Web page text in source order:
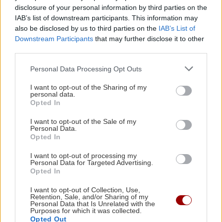
disclosure of your personal information by third parties on the
IAB’s list of downstream participants. This information may
also be disclosed by us to third parties on the IAB’s List of
Downstream Participants that may further disclose it to other
Personal Data Processing Opt Outs
I want to opt-out of the Sharing of my
personal data.
Opted In
I want to opt-out of the Sale of my
Personal Data.
Opted In
I want to opt-out of processing my
Personal Data for Targeted Advertising.
Opted In
I want to opt-out of Collection, Use,
Retention, Sale, and/or Sharing of my
Personal Data that Is Unrelated with the
Purposes for which it was collected.
Opted Out
19:55
ΚΡΗΤΗ
Κρήτη: Σοβαρή καταγγελία - Τουρίστας
φέρεται να ζήτησε «τιμή» για ανήλικη
19:50
ΚΡΗΤΗ
σε Ικάρου και Νάθενα – Σε εξέλιξη τα έργα
στα Καμίνια
ΟΙΚΟΝΟΜΙΑ
εισοδήματος η Ελλάδα
ΚΡΗΤΗ
Ανακοινώθηκαν οι τιμές των σταφυλιών από
την Ένωση Ηρακλείου – Πρεμιέρα στις 21
Όλες οι ειδήσεις